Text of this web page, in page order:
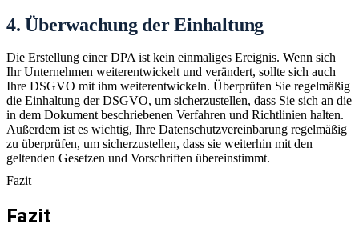
4. Überwachung der Einhaltung
Die Erstellung einer DPA ist kein einmaliges Ereignis. Wenn sich
Ihr Unternehmen weiterentwickelt und verändert, sollte sich auch
Ihre DSGVO mit ihm weiterentwickeln. Überprüfen Sie regelmäßig
die Einhaltung der DSGVO, um sicherzustellen, dass Sie sich an die
in dem Dokument beschriebenen Verfahren und Richtlinien halten.
Außerdem ist es wichtig, Ihre Datenschutzvereinbarung regelmäßig
zu überprüfen, um sicherzustellen, dass sie weiterhin mit den
geltenden Gesetzen und Vorschriften übereinstimmt.
Fazit
Fazit